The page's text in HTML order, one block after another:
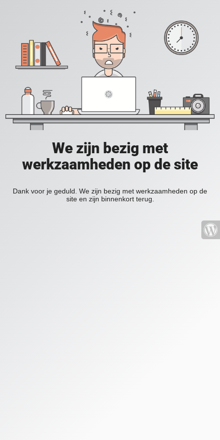
We zijn bezig met
werkzaamheden op de site
Dank voor je geduld. We zijn bezig met werkzaamheden op de
site en zijn binnenkort terug.